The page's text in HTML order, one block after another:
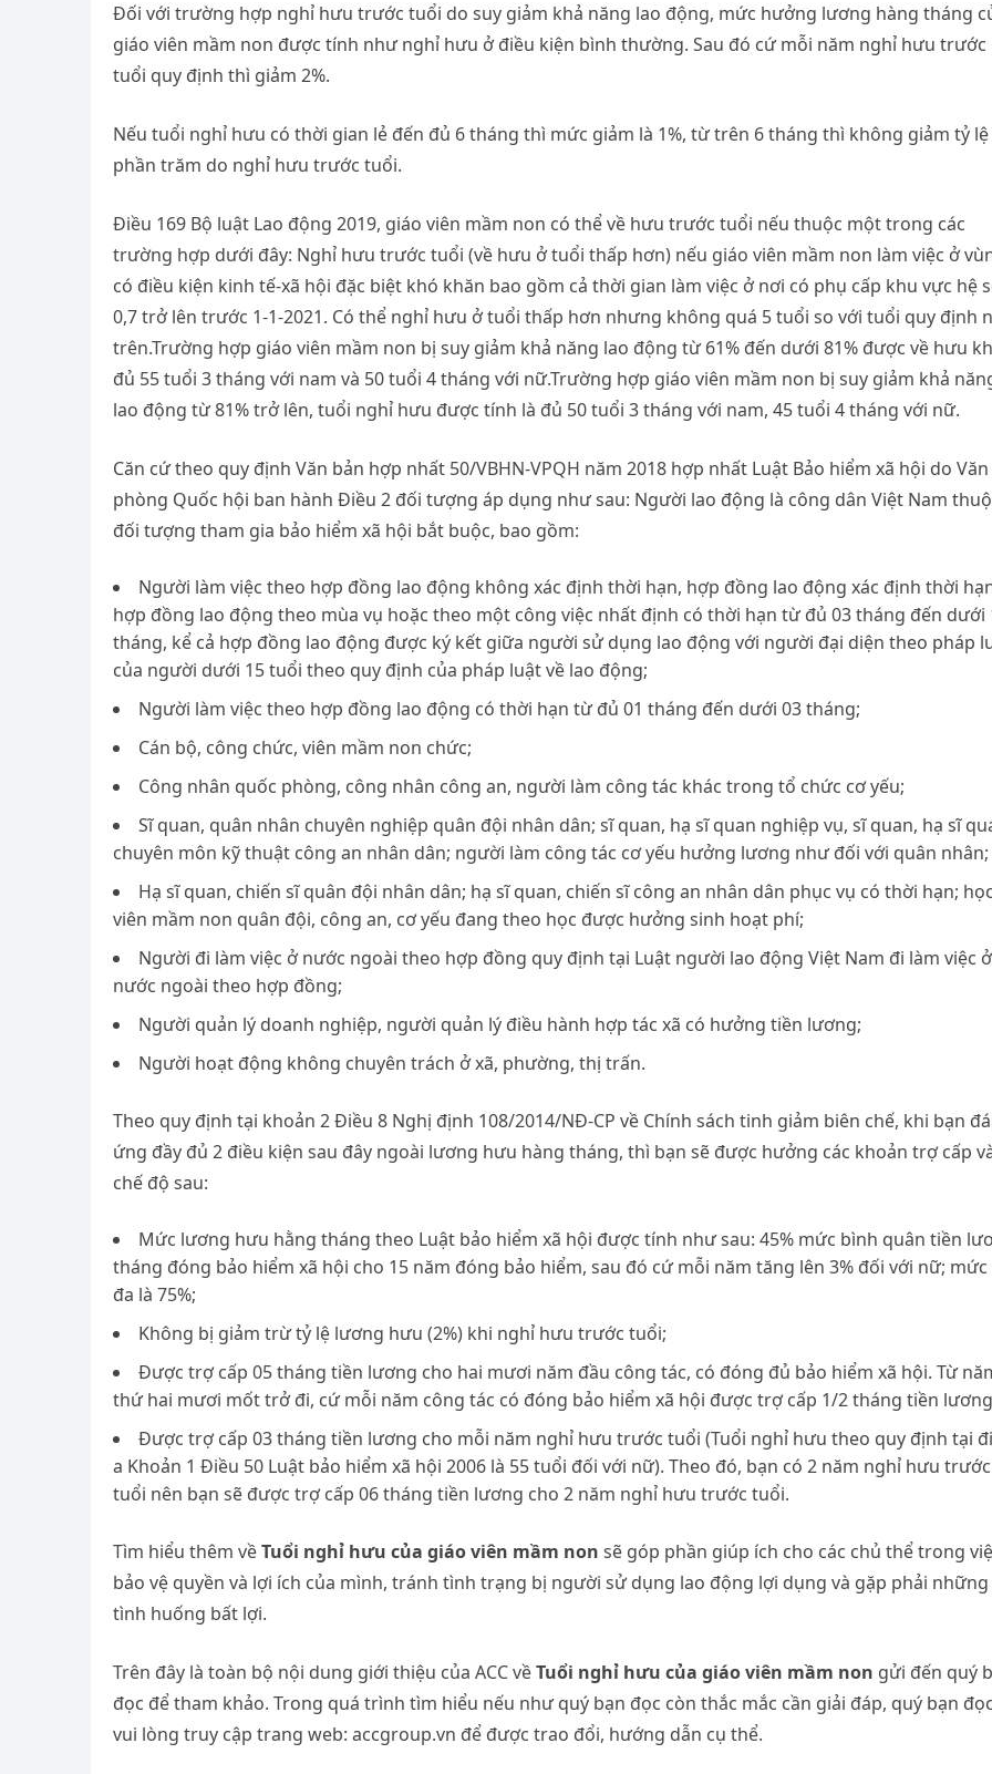
Đối với trường hợp nghỉ hưu trước tuổi do suy giảm khả năng lao động, mức hưởng lương hàng tháng
giáo viên mầm non được tính như nghỉ hưu ở điều kiện bình thường. Sau đó cứ mỗi năm nghỉ hưu trước
tuổi quy định thì giảm 2%.
Nếu tuổi nghỉ hưu có thời gian lẻ đến đủ 6 tháng thì mức giảm là 1%, từ trên 6 tháng thì không giảm tỷ lệ
phần trăm do nghỉ hưu trước tuổi.
Điều 169 Bộ luật Lao động 2019, giáo viên mầm non có thể về hưu trước tuổi nếu thuộc một trong các
trường hợp dưới đây: Nghỉ hưu trước tuổi (về hưu ở tuổi thấp hơn) nếu giáo viên mầm non làm việc ở
có điều kiện kinh tế-xã hội đặc biệt khó khăn bao gồm cả thời gian làm việc ở nơi có phụ cấp khu vực hệ
0,7 trở lên trước 1-1-2021. Có thể nghỉ hưu ở tuổi thấp hơn nhưng không quá 5 tuổi so với tuổi quy định
trên.Trường hợp giáo viên mầm non bị suy giảm khả năng lao động từ 61% đến dưới 81% được về hưu
đủ 55 tuổi 3 tháng với nam và 50 tuổi 4 tháng với nữ.Trường hợp giáo viên mầm non bị suy giảm khả
lao động từ 81% trở lên, tuổi nghỉ hưu được tính là đủ 50 tuổi 3 tháng với nam, 45 tuổi 4 tháng với nữ.
Căn cứ theo quy định Văn bản hợp nhất 50/VBHN-VPQH năm 2018 hợp nhất Luật Bảo hiểm xã hội do Văn
phòng Quốc hội ban hành Điều 2 đối tượng áp dụng như sau: Người lao động là công dân Việt Nam
đối tượng tham gia bảo hiểm xã hội bắt buộc, bao gồm:
Người làm việc theo hợp đồng lao động không xác định thời hạn, hợp đồng lao động xác định thời
hợp đồng lao động theo mùa vụ hoặc theo một công việc nhất định có thời hạn từ đủ 03 tháng đến dưới
tháng, kể cả hợp đồng lao động được ký kết giữa người sử dụng lao động với người đại diện theo pháp
của người dưới 15 tuổi theo quy định của pháp luật về lao động;
Người làm việc theo hợp đồng lao động có thời hạn từ đủ 01 tháng đến dưới 03 tháng;
Cán bộ, công chức, viên mầm non chức;
Công nhân quốc phòng, công nhân công an, người làm công tác khác trong tổ chức cơ yếu;
Sĩ quan, quân nhân chuyên nghiệp quân đội nhân dân; sĩ quan, hạ sĩ quan nghiệp vụ, sĩ quan, hạ sĩ
chuyên môn kỹ thuật công an nhân dân; người làm công tác cơ yếu hưởng lương như đối với quân nhân;
Hạ sĩ quan, chiến sĩ quân đội nhân dân; hạ sĩ quan, chiến sĩ công an nhân dân phục vụ có thời hạn; học
viên mầm non quân đội, công an, cơ yếu đang theo học được hưởng sinh hoạt phí;
Người đi làm việc ở nước ngoài theo hợp đồng quy định tại Luật người lao động Việt Nam đi làm việc ở
nước ngoài theo hợp đồng;
Người quản lý doanh nghiệp, người quản lý điều hành hợp tác xã có hưởng tiền lương;
Người hoạt động không chuyên trách ở xã, phường, thị trấn.
Theo quy định tại khoản 2 Điều 8 Nghị định 108/2014/NĐ-CP về Chính sách tinh giảm biên chế, khi bạn
ứng đầy đủ 2 điều kiện sau đây ngoài lương hưu hàng tháng, thì bạn sẽ được hưởng các khoản trợ cấp
chế độ sau:
Mức lương hưu hằng tháng theo Luật bảo hiểm xã hội được tính như sau: 45% mức bình quân tiền
tháng đóng bảo hiểm xã hội cho 15 năm đóng bảo hiểm, sau đó cứ mỗi năm tăng lên 3% đối với nữ;
đa là 75%;
Không bị giảm trừ tỷ lệ lương hưu (2%) khi nghỉ hưu trước tuổi;
Được trợ cấp 05 tháng tiền lương cho hai mươi năm đầu công tác, có đóng đủ bảo hiểm xã hội. Từ
thứ hai mươi mốt trở đi, cứ mỗi năm công tác có đóng bảo hiểm xã hội được trợ cấp 1/2 tháng tiền
Được trợ cấp 03 tháng tiền lương cho mỗi năm nghỉ hưu trước tuổi (Tuổi nghỉ hưu theo quy định tại
a Khoản 1 Điều 50 Luật bảo hiểm xã hội 2006 là 55 tuổi đối với nữ). Theo đó, bạn có 2 năm nghỉ hưu trước
tuổi nên bạn sẽ được trợ cấp 06 tháng tiền lương cho 2 năm nghỉ hưu trước tuổi.
Tìm hiểu thêm vềTuổi nghỉ hưu của giáo viên mầm non sẽ góp phần giúp ích cho các chủ thể trong
bảo vệ quyền và lợi ích của mình, tránh tình trạng bị người sử dụng lao động lợi dụng và gặp phải những
tình huống bất lợi.
Trên đây là toàn bộ nội dung giới thiệu của ACC vềTuổi nghỉ hưu của giáo viên mầm non gửi đến quý
đọc để tham khảo. Trong quá trình tìm hiểu nếu như quý bạn đọc còn thắc mắc cần giải đáp, quý bạn đọc
vui lòng truy cập trang web: accgroup.vn để được trao đổi, hướng dẫn cụ thể.